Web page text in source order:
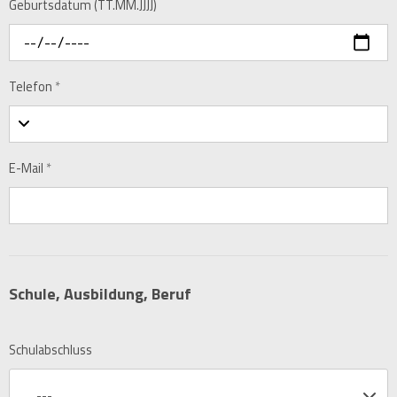
Geburtsdatum (TT.MM.JJJJ)
Telefon *
E-Mail *
Schule, Ausbildung, Beruf
Schulabschluss